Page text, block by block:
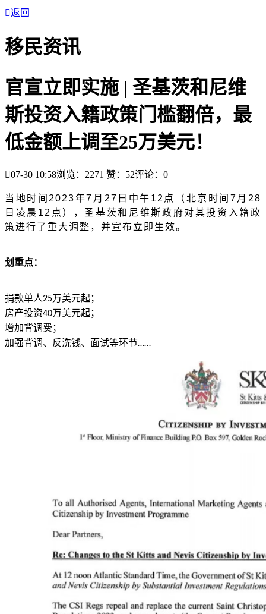
返回
移民资讯
官宣立即实施 | 圣基茨和尼维
斯投资入籍政策门槛翻倍，最
低金额上调至25万美元！
07-30 10:58浏览：2271 赞： 52评论： 0
当地时间 2023年7月27日中午12点（北京时间7月28
日凌晨12点），圣基茨和尼维斯政府对其投资入籍政
策进行了重大调整，并宣布立即生效。
划重点：
捐款单人25万美元起；
房产投资40万美元起；
增加背调费；
加强背调、反洗钱、面试等环节……